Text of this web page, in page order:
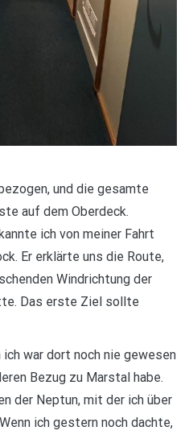
und die gesamte
auf dem Oberdeck.
ich von meiner Fahrt
Er erklärte uns die Route,
Windrichtung der
Das erste Ziel sollte
war dort noch nie gewesen
Bezug zu Marstal habe.
der Neptun, mit der ich über
ich gestern noch dachte,